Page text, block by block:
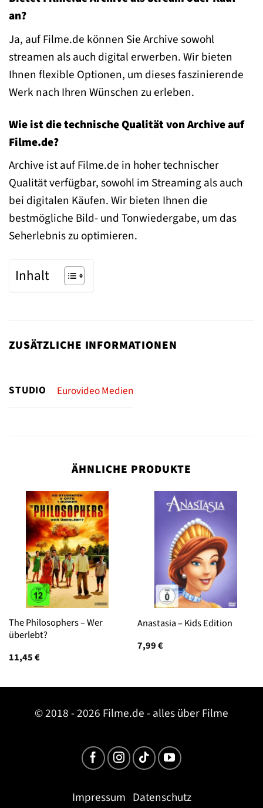
an?
Ja, auf Filme.de können Sie Archive sowohl
streamen als auch digital erwerben. Wir bieten
Ihnen flexible Optionen, um dieses faszinierende
Werk nach Ihren Wünschen zu erleben.
Wie ist die technische Qualität von Archive auf
Filme.de?
Archive ist auf Filme.de in hoher technischer
Qualität verfügbar, sowohl im Streaming als auch
bei digitalen Käufen. Wir bieten Ihnen die
bestmögliche Bild- und Tonwiedergabe, um das
Seherlebnis zu optimieren.
Inhalt
ZUSÄTZLICHE INFORMATIONEN
STUDIO Eurovideo Medien
ÄHNLICHE PRODUKTE
The Philosophers – Wer
überlebt?
11,45€
Anastasia – Kids Edition
7,99€
© 2018 - 2026 Filme.de - alles über Filme
Impressum Datenschutz